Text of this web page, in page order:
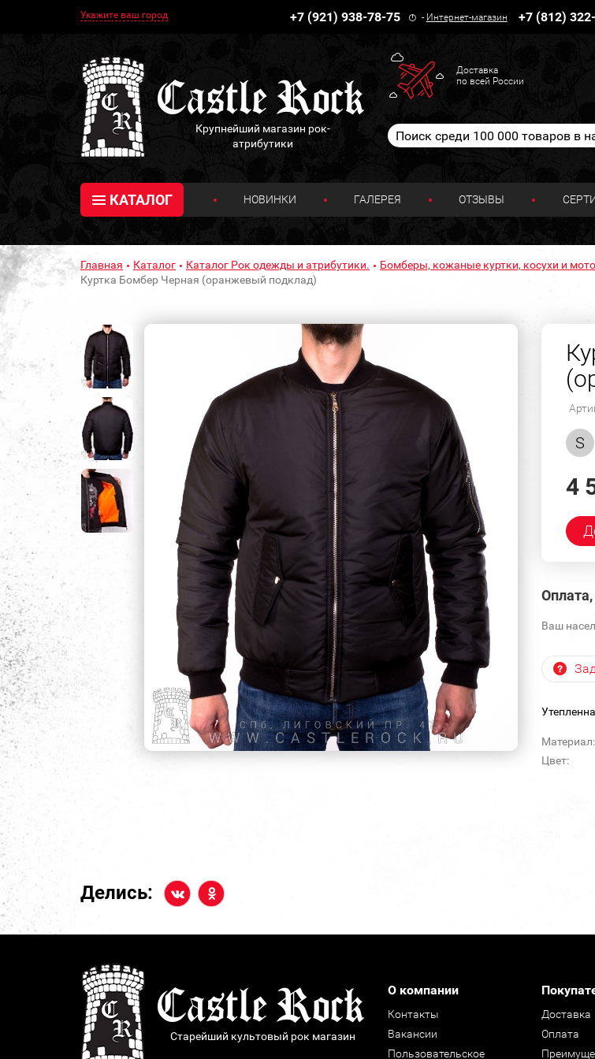
Укажите ваш город +7 (921) 938-78-75 - Интернет-магазин +7 (812)
Крупнейший магазин рок-
атрибутики
Доставка
по всей России
КАТАЛОГ НОВИНКИ ГАЛЕРЕЯ ОТЗЫВЫ
Главная Каталог Каталог Рок одежды и атрибутики.
Бомберы, кожаные куртки, косухи и
Куртка Бомбер Черная (оранжевый подклад)
S
4
Ваш
Материал:
Цвет:
Делись:
Старейший культовый рок магазин
О компании
Контакты
Вакансии
Пользовательское
Доставка
Оплата